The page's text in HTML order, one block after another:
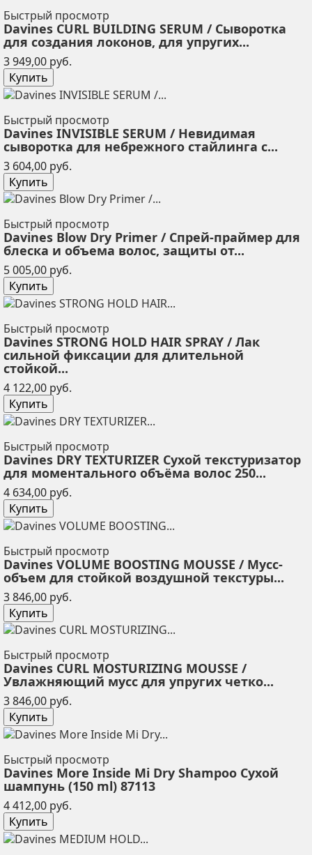
Быстрый просмотр
Davines CURL BUILDING SERUM / Сыворотка
для создания локонов, для упругих...
3 949,00 руб.
Купить
Быстрый просмотр
Davines INVISIBLE SERUM / Невидимая
сыворотка для небрежного стайлинга с...
3 604,00 руб.
Купить
Быстрый просмотр
Davines Blow Dry Primer / Спрей-праймер для
блеска и объема волос, защиты от...
5 005,00 руб.
Купить
Быстрый просмотр
Davines STRONG HOLD HAIR SPRAY / Лак
сильной фиксации для длительной
стойкой...
4 122,00 руб.
Купить
Быстрый просмотр
Davines DRY TEXTURIZER Сухой текстуризатор
для моментального объёма волос 250...
4 634,00 руб.
Купить
Быстрый просмотр
Davines VOLUME BOOSTING MOUSSE / Мусс-
объем для стойкой воздушной текстуры...
3 846,00 руб.
Купить
Быстрый просмотр
Davines CURL MOSTURIZING MOUSSE /
Увлажняющий мусс для упругих четко...
3 846,00 руб.
Купить
Быстрый просмотр
Davines More Inside Mi Dry Shampoo Сухой
шампунь (150 ml) 87113
4 412,00 руб.
Купить